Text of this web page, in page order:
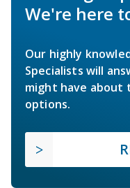
We're here
Our highly
Specialists will
might have about
options.